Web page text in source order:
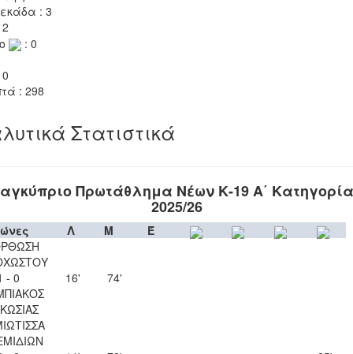
: 3
: 0
: 298
Στατιστικά
Πρωτάθλημα Νέων Κ-19 Α΄
2025/26
Λ Μ
Έ
- 0
16' 74'